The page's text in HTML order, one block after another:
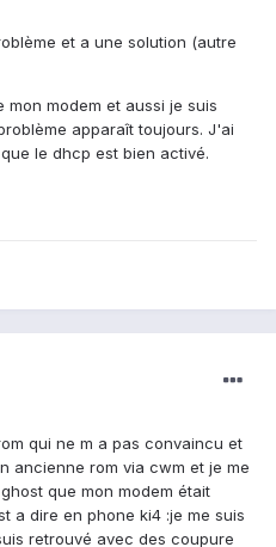
et a une solution (autre
modem et aussi je suis
apparaît toujours. J'ai
le dhcp est bien activé.
qui ne m a pas convaincu et
ancienne rom via cwm et je me
que mon modem était
a dire en phone ki4 :je me suis
retrouvé avec des coupure